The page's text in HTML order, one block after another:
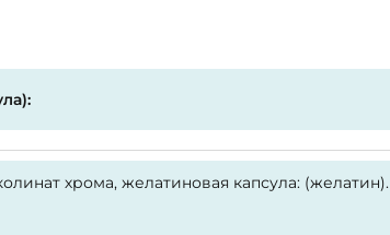
хрома, желатиновая капсула: (желатин).